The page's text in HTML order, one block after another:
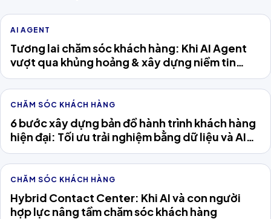
AI AGENT
Tương lai chăm sóc khách hàng: Khi AI Agent
vượt qua khủng hoảng & xây dựng niềm tin
khách hàng
CHĂM SÓC KHÁCH HÀNG
6 bước xây dựng bản đồ hành trình khách hàng
hiện đại: Tối ưu trải nghiệm bằng dữ liệu và AI
Agent
CHĂM SÓC KHÁCH HÀNG
Hybrid Contact Center: Khi AI và con người
hợp lực nâng tầm chăm sóc khách hàng